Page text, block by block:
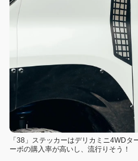
「38」ステッカーはデリカミニ4WD
ーボの購入率が高いし、流行りそう！